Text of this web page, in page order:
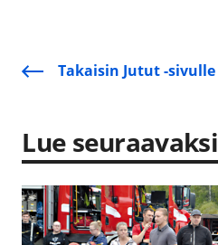
Takaisin Jutut -sivulle
Lue seuraavaksi